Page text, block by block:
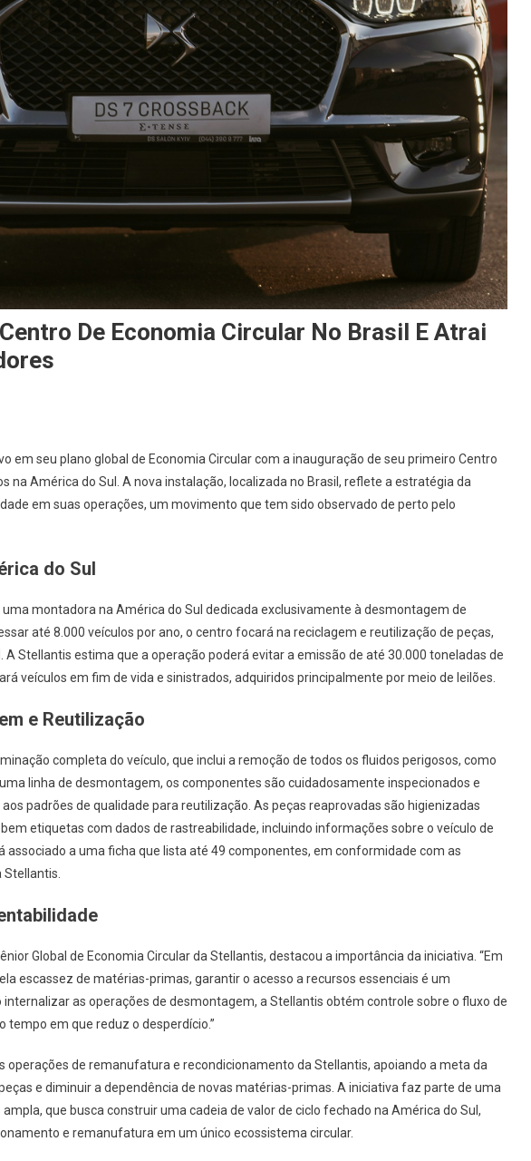
De Economia Circular No Brasil E Atrai
em seu plano global de Economia Circular com a inauguração de seu primeiro Centro
na América do Sul. A nova instalação, localizada no Brasil, reflete a estratégia da
em suas operações, um movimento que tem sido observado de perto pelo
do Sul
montadora na América do Sul dedicada exclusivamente à desmontagem de
até 8.000 veículos por ano, o centro focará na reciclagem e reutilização de peças,
Stellantis estima que a operação poderá evitar a emissão de até 30.000 toneladas de
veículos em fim de vida e sinistrados, adquiridos principalmente por meio de leilões.
e Reutilização
completa do veículo, que inclui a remoção de todos os fluidos perigosos, como
linha de desmontagem, os componentes são cuidadosamente inspecionados e
padrões de qualidade para reutilização. As peças reaprovadas são higienizadas
etiquetas com dados de rastreabilidade, incluindo informações sobre o veículo de
associado a uma ficha que lista até 49 componentes, em conformidade com as
Global de Economia Circular da Stellantis, destacou a importância da iniciativa. “Em
escassez de matérias-primas, garantir o acesso a recursos essenciais é um
internalizar as operações de desmontagem, a Stellantis obtém controle sobre o fluxo de
em que reduz o desperdício.”
operações de remanufatura e recondicionamento da Stellantis, apoiando a meta da
e diminuir a dependência de novas matérias-primas. A iniciativa faz parte de uma
que busca construir uma cadeia de valor de ciclo fechado na América do Sul,
e remanufatura em um único ecossistema circular.